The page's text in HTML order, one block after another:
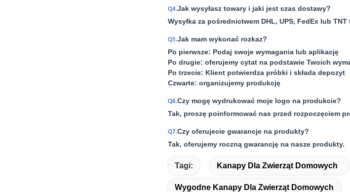
Q4.Jak wysyłasz towary i jaki jest czas dostawy?
Wysyłka za pośrednictwem DHL, UPS, FedEx lub TNT
Q5.Jak mam wykonać rozkaz?
Po pierwsze: Podaj swoje wymagania lub aplikację
Po drugie: oferujemy cytat na podstawie Twoich
Po trzecie: Klient potwierdza próbki i składa depozyt
Czwarte: organizujemy produkcję
Q6.Czy mogę wydrukować moje logo na produkcie?
Tak, proszę poinformować nas przed rozpoczęciem
Q7.Czy oferujecie gwarancje na produkty?
Tak, oferujemy roczną gwarancję na nasze produkty.
Tagi: Kanapy Dla Zwierząt Domowych
Wygodne Kanapy Dla Zwierząt Domowych